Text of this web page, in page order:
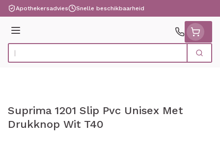
Ga naar de inhoud
Apothekersadvies Snelle beschikbaarheid
Menu
Product, merk, categorie... Zoek
Suprima 1201 Slip Pvc Unisex Met
Drukknop Wit T40